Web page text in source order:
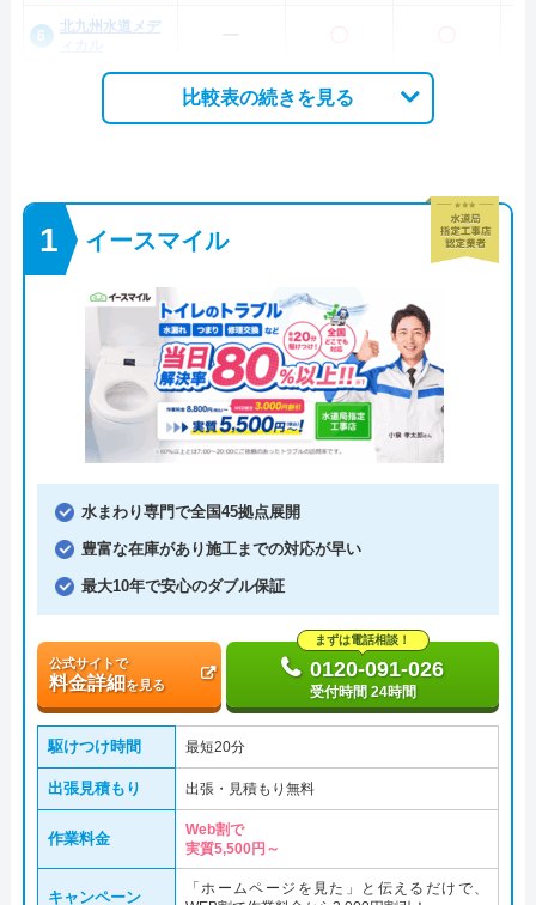
北九州水道メデ
比較表の続きを見る
イースマイル
水まわり専門で全国45拠点展開
豊富な在庫があり施工までの対応が早い
最大10年で安心のダブル保証
公式サイトで
料金詳細を見る
まずは電話相談！
0120-091-026
受付時間 24時間
駆けつけ時間 最短20分
出張見積もり 出張・見積もり無料
作業料金
Web割で
実質5,500円～
キャンペーン
「ホームページを見た」と伝えるだけで、